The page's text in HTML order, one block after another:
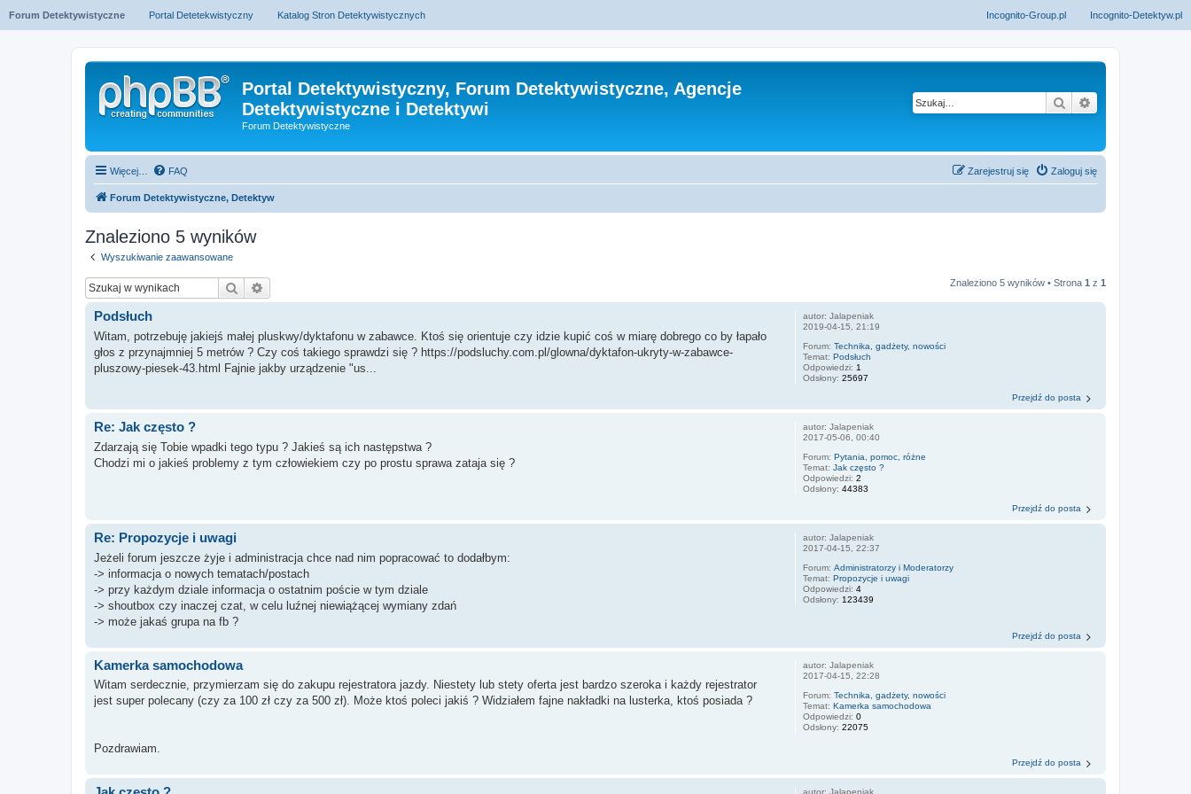
Forum Detektywistyczne Portal Detetekwistyczny Katalog Stron Detektywistycznych Incognito-Detektyw.pl
Incognito-Group.pl
Portal Detektywistyczny, Forum Detektywistyczne, Agencje
Detektywistyczne i Detektywi
Forum Detektywistyczne
Szukaj
Więcej… FAQ Zaloguj się
Zarejestruj się
Forum Detektywistyczne, Detektyw
Znaleziono 5 wyników
Wyszukiwanie zaawansowane
Szukaj Znaleziono 5 wyników • Strona 1 z 1
autor:Jalapeniak
2019-04-15, 21:19
Forum:Technika, gadżety, nowości
Temat:Podsłuch
Odpowiedzi: 1
Odsłony:25697
Podsłuch
Witam, potrzebuję jakiejś małej pluskwy/dyktafonu w zabawce. Ktoś się orientuje czy idzie kupić coś w miarę dobrego co by łapało
głos z przynajmniej 5 metrów ? Czy coś takiego sprawdzi się ? https://podsluchy.com.pl/glowna/dyktafon-ukryty-w-zabawce-
pluszowy-piesek-43.html Fajnie jakby urządzenie "us...
Przejdź do posta
autor:Jalapeniak
2017-05-06, 00:40
Forum:Pytania, pomoc, różne
Temat:Jak często ?
Odpowiedzi:2
Odsłony:44383
Re: Jak często ?
Zdarzają się Tobie wpadki tego typu ? Jakieś są ich następstwa ?
Chodzi mi o jakieś problemy z tym człowiekiem czy po prostu sprawa zataja się ?
Przejdź do posta
autor:Jalapeniak
2017-04-15, 22:37
Forum:Administratorzy i Moderatorzy
Temat:Propozycje i uwagi
Odpowiedzi:4
Odsłony: 123439
Re: Propozycje i uwagi
Jeżeli forum jeszcze żyje i administracja chce nad nim popracować to dodałbym:
-> informacja o nowych tematach/postach
-> przy każdym dziale informacja o ostatnim poście w tym dziale
-> shoutbox czy inaczej czat, w celu luźnej niewiążącej wymiany zdań
-> może jakaś grupa na fb ?
Przejdź do posta
autor:Jalapeniak
2017-04-15, 22:28
Forum:Technika, gadżety, nowości
Temat:Kamerka samochodowa
Odpowiedzi:0
Odsłony:22075
Kamerka samochodowa
Witam serdecznie, przymierzam się do zakupu rejestratora jazdy. Niestety lub stety oferta jest bardzo szeroka i każdy rejestrator
jest super polecany (czy za 100 zł czy za 500 zł). Może ktoś poleci jakiś ? Widziałem fajne nakładki na lusterka, ktoś posiada ?
Pozdrawiam.
Przejdź do posta
autor:Jalapeniak